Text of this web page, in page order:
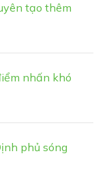
tạo thêm
nhấn khó
phủ sóng